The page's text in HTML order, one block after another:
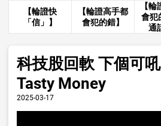
【輪證快
「信」】
【輪證高手都
會犯的錯】
【
會犯
通
科技股回軟 下個可
Tasty Money
2025-03-17